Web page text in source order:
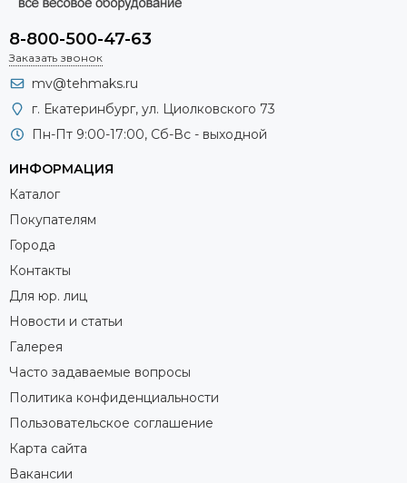
8-800-500-47-63
Заказать звонок
mv@tehmaks.ru
г. Екатеринбург, ул. Циолковского 73
Пн-Пт 9:00-17:00, Сб-Вс - выходной
ИНФОРМАЦИЯ
Каталог
Покупателям
Города
Контакты
Для юр. лиц
Новости и статьи
Галерея
Часто задаваемые вопросы
Политика конфиденциальности
Пользовательское соглашение
Карта сайта
Вакансии